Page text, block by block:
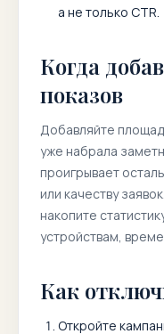
а не только CTR.
Когда
показов
Добавляйте
уже набрала
проигрывает
или качеству
накопите
устройствам,
Как
Откройте